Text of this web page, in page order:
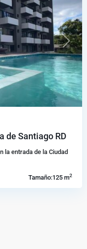
Next
de Santiago RD
la entrada de la Ciudad
Tamaño:125 m2